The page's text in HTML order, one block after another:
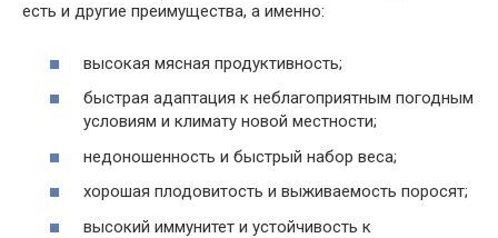
есть и другие преимущества, а именно:
высокая мясная продуктивность;
быстрая адаптация к неблагоприятным погодным
условиям и климату новой местности;
недоношенность и быстрый набор веса;
хорошая плодовитость и выживаемость поросят;
высокий иммунитет и устойчивость к